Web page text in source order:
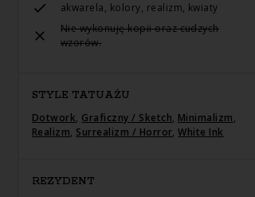
akwarela, kolory, realizm, kwiaty
Nie wykonuję kopii oraz cudzych
wzorów.
STYLE TATUAŻU
Dotwork, Graficzny / Sketch, Minimalizm,
Realizm, Surrealizm / Horror,White Ink
REZYDENT